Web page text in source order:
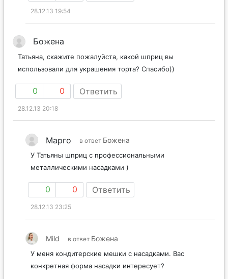
28.12.13 19:54
Божена
Татьяна, скажите пожалуйста, какой шприц вы
использовали для украшения торта? Спасибо))
0 0 Ответить
28.12.13 20:18
Марго в ответ Божена
У Татьяны шприц с профессиональными
металлическими насадками )
0 0 Ответить
28.12.13 23:25
Mild в ответ Божена
У меня кондитерские мешки с насадками. Вас
конкретная форма насадки интересует?